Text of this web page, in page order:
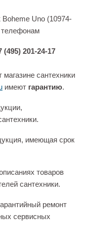
Uno (10974-
телефонам
(495) 201-24-17
сантехники
имеют гарантию.
имеющая срок
товаров
сантехники.
ремонт
сервисных